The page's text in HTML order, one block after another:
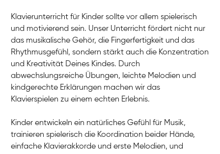
Klavier / Piano / Flügel
Klavier / Piano / Flügel
Hannes
Klavier / Piano / Flügel
Klavierunterricht für Kinder sollte vor allem spielerisch
und motivierend sein. Unser Unterricht fördert nicht nur
das musikalische Gehör, die Fingerfertigkeit und das
Rhythmusgefühl, sondern stärkt auch die Konzentration
und Kreativität Deines Kindes. Durch
abwechslungsreiche Übungen, leichte Melodien und
kindgerechte Erklärungen machen wir das
Klavierspielen zu einem echten Erlebnis.
Kinder entwickeln ein natürliches Gefühl für Musik,
trainieren spielerisch die Koordination beider Hände,
einfache Klavierakkorde und erste Melodien, und